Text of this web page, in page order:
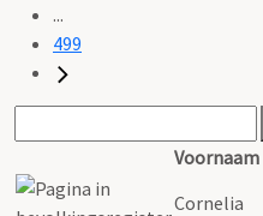
...
499
Voornaam
Cornelia